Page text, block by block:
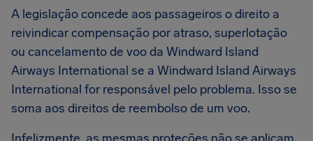
A legislação concede aos passageiros o direito a
reivindicar compensação por atraso, superlotação
ou cancelamento de voo da Windward Island
Airways International se a Windward Island Airways
International for responsável pelo problema. Isso se
soma aos direitos de reembolso de um voo.